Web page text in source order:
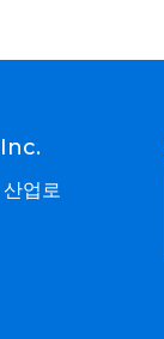
업로